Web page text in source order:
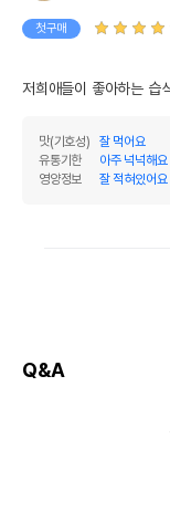
첫구매
저희애들이 좋아하는 습
맛(기호성)
잘 먹어요
유통기한
아주 넉넉해요
영양정보
잘 적혀있어요
Q&A